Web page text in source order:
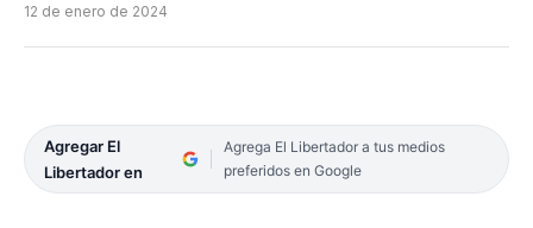
12 de enero de 2024
Agregar El
Libertador en
Agrega El Libertador a tus medios
preferidos en Google